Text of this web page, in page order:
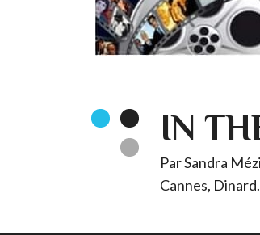
IN
Par Sandra
Cannes,